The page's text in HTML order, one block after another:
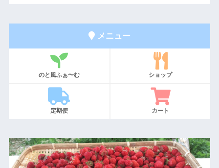
メニュー
のと風ふぁ〜む ショップ
定期便 カート